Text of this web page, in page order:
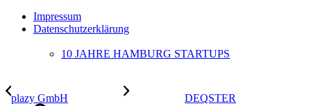
10 JAHRE HAMBURG STARTUPS
Impressum
Datenschutzerklärung
plazy GmbH DEQSTER